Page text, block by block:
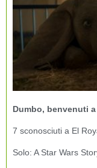
Dumbo, benvenuti
7 sconosciuti a El
Solo: A Star Wars